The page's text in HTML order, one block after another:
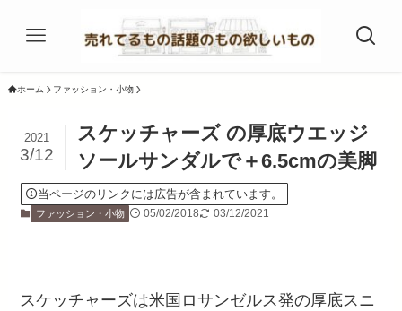
ホーム ファッション・小物
スケッチャーズ の厚底ウエッジ
ソールサンダルで＋6.5cmの美脚
2021
3/12
当ページのリンクには広告が含まれています。
ファッション・小物 05/02/2018 03/12/2021
スケッチャーズは米国ロサンゼルス発の厚底スニ